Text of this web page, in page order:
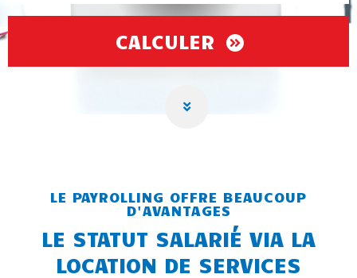
LE PAYROLLING OFFRE BEAUCOUP
D'AVANTAGES
LE STATUT SALARIÉ VIA LA
LOCATION DE SERVICES